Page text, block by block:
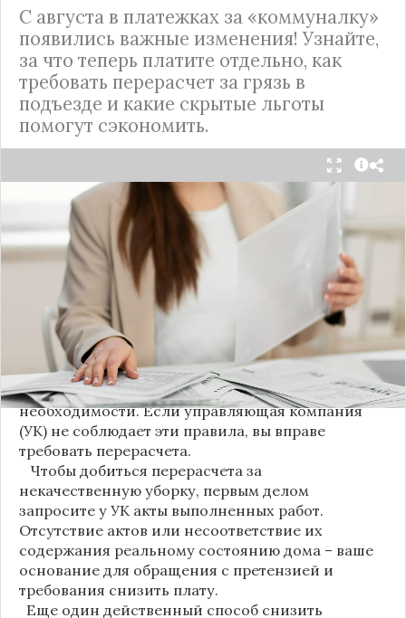
С августа в платежках за «коммуналку»
появились важные изменения! Узнайте,
за что теперь платите отдельно, как
требовать перерасчет за грязь в
подъезде и какие скрытые льготы
помогут сэкономить.
С 1 августа в квитанциях за жилищно-
коммунальные услуги введено важное
новшество. Как поясняет автор канала "ВЗО
ProДеньги", теперь уборка мест общего
пользования (МОП) выделена в отдельную
строку. Это дает жильцам четкое понимание, за
что именно они платят.
Новые нормы строго регламентируют частоту
уборки: мытье полов и лестниц должно
проводиться несколько раз в неделю, удаление
пыли – еженедельно, а уборка снега – по мере
необходимости. Если управляющая компания
(УК) не соблюдает эти правила, вы вправе
требовать перерасчета.
Чтобы добиться перерасчета за
некачественную уборку, первым делом
запросите у УК акты выполненных работ.
Отсутствие актов или несоответствие их
содержания реальному состоянию дома – ваше
основание для обращения с претензией и
требования снизить плату.
Еще один действенный способ снизить